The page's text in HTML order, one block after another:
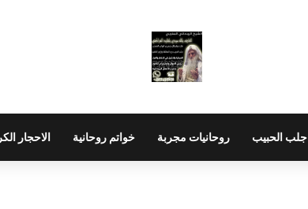
جلب الحبيب روحانيات مجربة خواتم روحانية الاحجار